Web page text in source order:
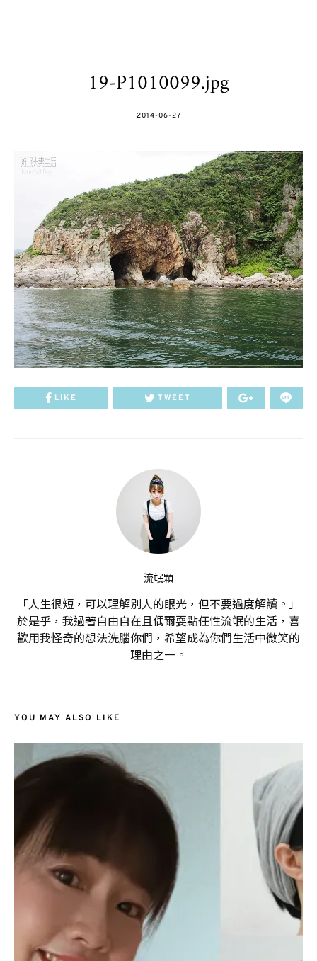
19-P1010099.jpg
POSTED
2014-06-27
LIKE TWEET
流氓顆
「人生很短，可以理解別人的眼光，但不要過度解讀。」
於是乎，我過著自由自在且偶爾耍點任性流氓的生活，喜
歡用我怪奇的想法洗腦你們，希望成為你們生活中微笑的
理由之一。
YOU MAY ALSO LIKE